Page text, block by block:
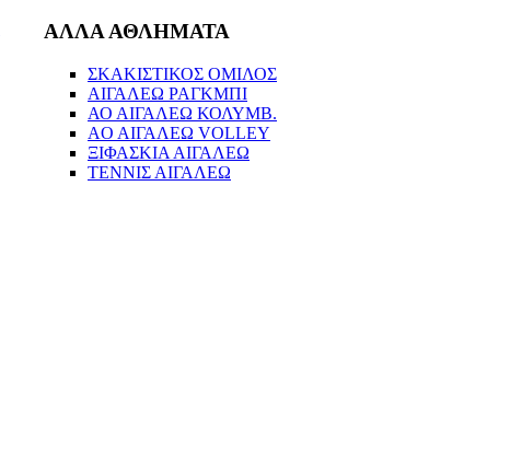
ΑΛΛΑ ΑΘΛΗΜΑΤΑ
ΣΚΑΚΙΣΤΙΚΟΣ ΟΜΙΛΟΣ
ΑΙΓΑΛΕΩ ΡΑΓΚΜΠΙ
ΑΟ ΑΙΓΑΛΕΩ ΚΟΛΥΜΒ.
AO AIΓΑΛΕΩ VOLLEY
ΞΙΦΑΣΚΙΑ ΑΙΓΑΛΕΩ
ΤΕΝΝΙΣ ΑΙΓΑΛΕΩ